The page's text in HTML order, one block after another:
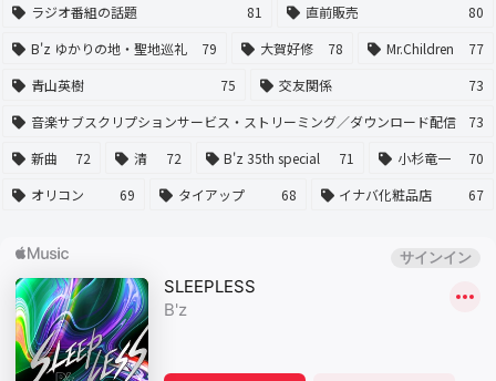
ラジオ番組の話題
81 直前販売
80
B'z ゆかりの地・聖地巡礼
79 大賀好修 78 Mr.Children
77
青山英樹
75 交友関係
73
音楽サブスクリプションサービス・ストリーミング／ダウンロード配信
73
新曲
72 清 72 B'z 35th special 71 小杉竜一
70
オリコン
69 タイアップ 68 イナバ化粧品店 67